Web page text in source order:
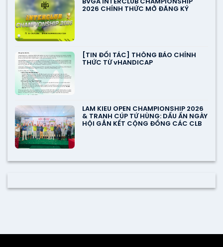
BVGA INTERCLUB CHAMPIONSHIP
2026 CHÍNH THỨC MỞ ĐĂNG KÝ
[TIN ĐỐI TÁC] THÔNG BÁO CHÍNH
THỨC TỪ vHANDICAP
LAM KIEU OPEN CHAMPIONSHIP 2026
& TRANH CÚP TỨ HÙNG: DẤU ẤN NGÀY
HỘI GẮN KẾT CỘNG ĐỒNG CÁC CLB